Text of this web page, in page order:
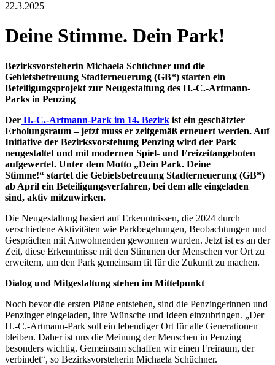
22.3.2025
​​​​​​​Deine Stimme. Dein Park!
Bezirksvorsteherin Michaela Schüchner und die
Gebietsbetreuung Stadterneuerung (GB*) starten ein
Beteiligungsprojekt zur Neugestaltung des H.-C.-Artmann-
Parks in Penzing
Der H.-C.-Artmann-Park im 14. Bezirk ist ein geschätzter
Erholungsraum – jetzt muss er zeitgemäß erneuert werden. Auf
Initiative der Bezirksvorstehung Penzing wird der Park
neugestaltet und mit modernen Spiel- und Freizeitangeboten
aufgewertet. Unter dem Motto „Dein Park. Deine
Stimme!“ startet die Gebietsbetreuung Stadterneuerung (GB*)
ab April ein Beteiligungsverfahren, bei dem alle eingeladen
sind, aktiv mitzuwirken.
Die Neugestaltung basiert auf Erkenntnissen, die 2024 durch
verschiedene Aktivitäten wie Parkbegehungen, Beobachtungen und
Gesprächen mit Anwohnenden gewonnen wurden. Jetzt ist es an der
Zeit, diese Erkenntnisse mit den Stimmen der Menschen vor Ort zu
erweitern, um den Park gemeinsam fit für die Zukunft zu machen.
Dialog und Mitgestaltung stehen im Mittelpunkt
Noch bevor die ersten Pläne entstehen, sind die Penzingerinnen und
Penzinger eingeladen, ihre Wünsche und Ideen einzubringen. „Der
H.-C.-Artmann-Park soll ein lebendiger Ort für alle Generationen
bleiben. Daher ist uns die Meinung der Menschen in Penzing
besonders wichtig. Gemeinsam schaffen wir einen Freiraum, der
verbindet“, so Bezirksvorsteherin Michaela Schüchner.